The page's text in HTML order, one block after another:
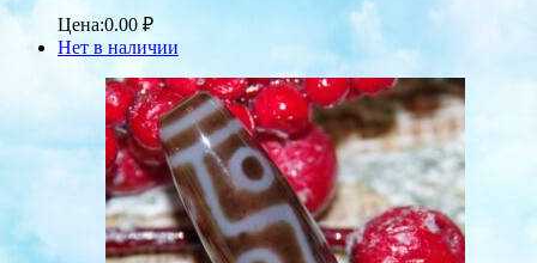
Цена:0.00 ₽
Нет в наличии